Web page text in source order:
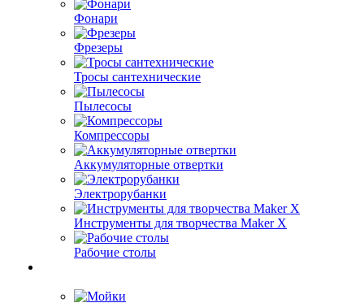
Фонари
Фрезеры
Тросы сантехнические
Пылесосы
Компрессоры
Аккумуляторные отвертки
Электрорубанки
Инструменты для творчества Maker X
Рабочие столы